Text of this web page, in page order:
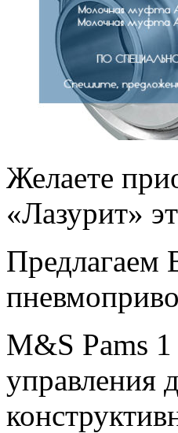
Желаете
«Лазурит»
Предлагаем
M&S Pams 1
управления